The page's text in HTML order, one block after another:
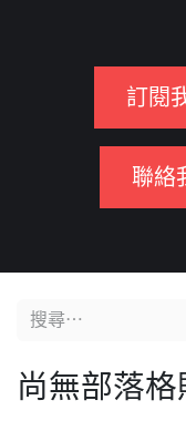
訂閱
聯絡
尚無部落格